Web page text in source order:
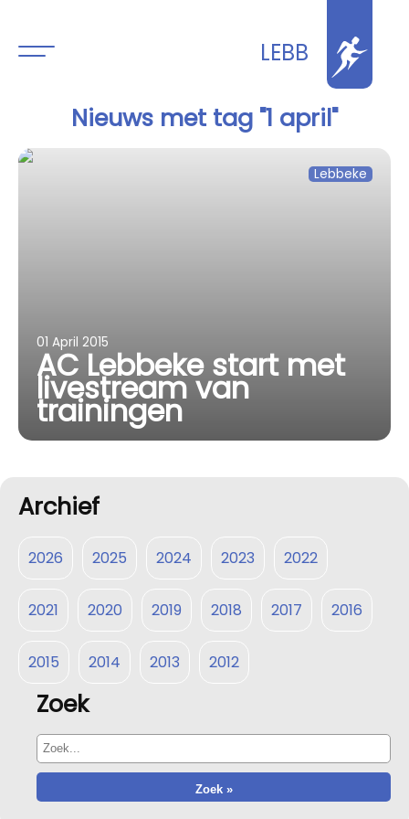
LEBB
Nieuws met tag "1 april"
Lebbeke
01 April 2015
AC Lebbeke start met
livestream van
trainingen
Archief
2026 2025 2024 2023 2022
2021 2020 2019 2018 2017 2016
2015 2014 2013 2012
Zoek